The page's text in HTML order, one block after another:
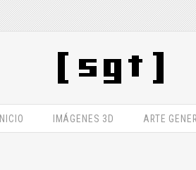
INICIO IMÁGENES 3D ARTE